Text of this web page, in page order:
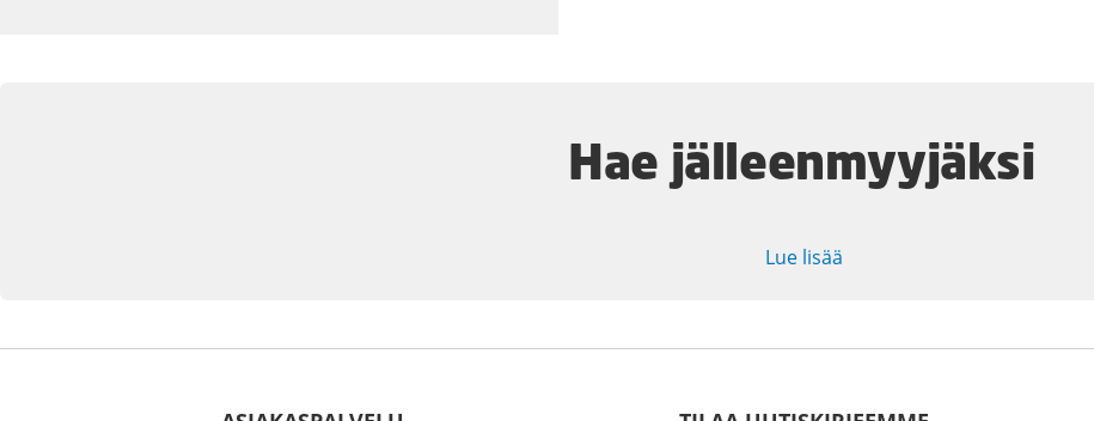
Hae jälleenmyyjäksi
Lue lisää